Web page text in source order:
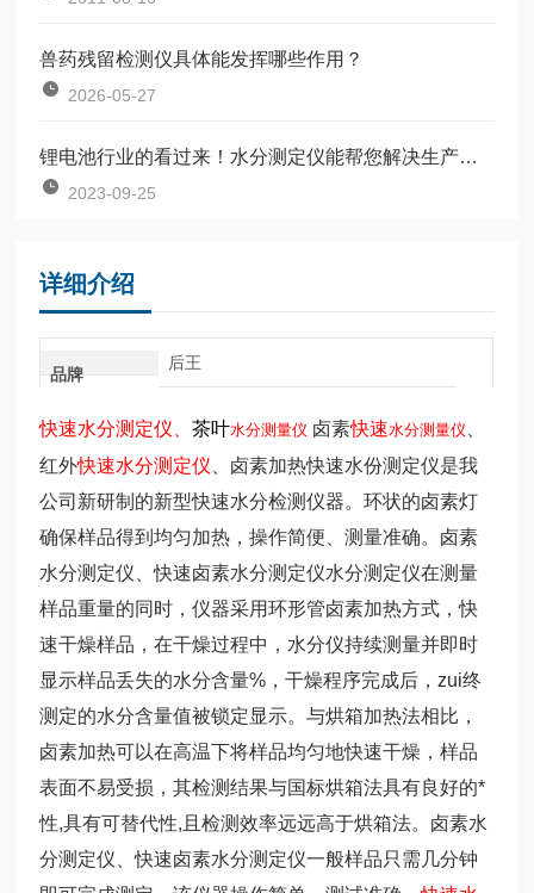
兽药残留检测仪具体能发挥哪些作用？
2026-05-27
锂电池行业的看过来！水分测定仪能帮您解决生产过程中的问题
2023-09-25
详细介绍
品牌
后王
快速水分测定仪、茶叶水分测量仪 卤素快速水分测量仪
红外快速水分测定仪 、卤素加热快速水份测定仪是我
公司新研制的新型快速水分检测仪器。环状的卤素灯
确保样品得到均匀加热，操作简便、测量准确。卤素
水分测定仪、快速卤素水分测定仪水分测定仪在测量
样品重量的同时，仪器采用环形管卤素加热方式，快
速干燥样品，在干燥过程中，水分仪持续测量并即时
显示样品丢失的水分含量%，干燥程序完成后，zui终
测定的水分含量值被锁定显示。与烘箱加热法相比，
卤素加热可以在高温下将样品均匀地快速干燥，样品
表面不易受损，其检测结果与国标烘箱法具有良好的*
性,具有可替代性,且检测效率远远高于烘箱法。卤素水
分测定仪、快速卤素水分测定仪一般样品只需几分钟